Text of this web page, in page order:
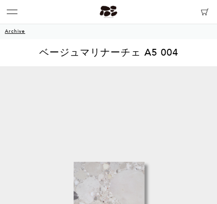
Archive
ベージュマリナーチェ A5 004